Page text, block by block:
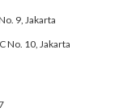
9, Jakarta
No. 10, Jakarta